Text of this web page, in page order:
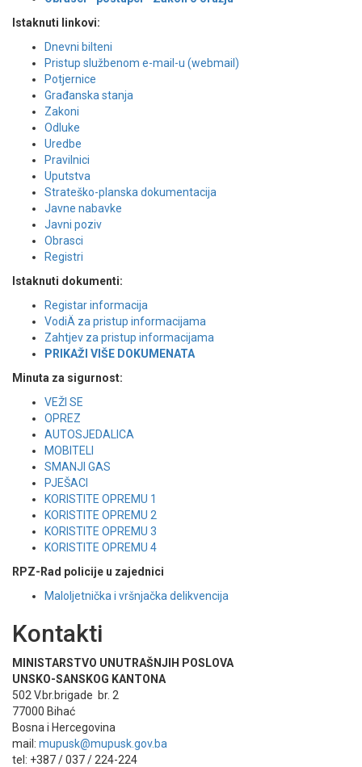
Istaknuti linkovi:
Dnevni bilteni
Pristup službenom e-mail-u (webmail)
Potjernice
Građanska stanja
Zakoni
Odluke
Uredbe
Pravilnici
Uputstva
Strateško-planska dokumentacija
Javne nabavke
Javni poziv
Obrasci
Registri
Istaknuti dokumenti:
Registar informacija
VodiÄ za pristup informacijama
Zahtjev za pristup informacijama
PRIKAŽI VIŠE DOKUMENATA
Minuta za sigurnost:
VEŽI SE
OPREZ
AUTOSJEDALICA
MOBITELI
SMANJI GAS
PJEŠACI
KORISTITE OPREMU 1
KORISTITE OPREMU 2
KORISTITE OPREMU 3
KORISTITE OPREMU 4
RPZ-Rad policije u zajednici
Maloljetnička i vršnjačka delikvencija
Kontakti
MINISTARSTVO UNUTRAŠNJIH POSLOVA
UNSKO-SANSKOG KANTONA
502 V.br.brigade br. 2
77000 Bihać
Bosna i Hercegovina
mail: mupusk@mupusk.gov.ba
tel: +387 / 037 / 224-224